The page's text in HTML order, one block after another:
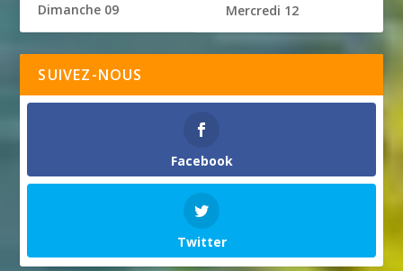
Dimanche 09 Mercredi 12
SUIVEZ-NOUS
Facebook
Twitter